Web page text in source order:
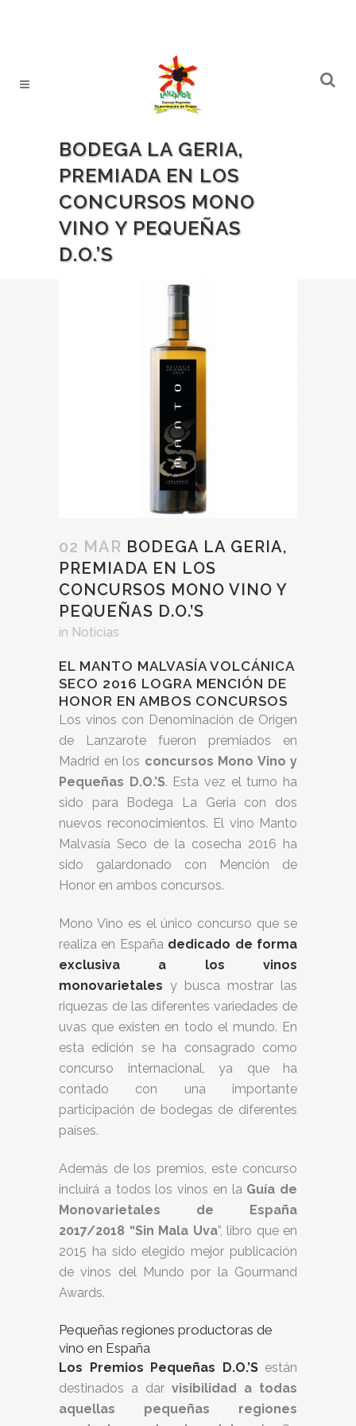
BODEGA LA GERIA,
PREMIADA EN LOS
CONCURSOS MONO
VINO Y PEQUEÑAS
D.O.’S
02 MAR BODEGA LA GERIA,
PREMIADA EN LOS
CONCURSOS MONO VINO Y
PEQUEÑAS D.O.’S
in Noticias
EL MANTO MALVASÍA VOLCÁNICA
SECO 2016 LOGRA MENCIÓN DE
HONOR EN AMBOS CONCURSOS
Los vinos con Denominación de Origen
de Lanzarote fueron premiados en
Madrid en los concursos Mono Vino y
Pequeñas D.O.’S. Esta vez el turno ha
sido para Bodega La Geria con dos
nuevos reconocimientos. El vino Manto
Malvasía Seco de la cosecha 2016 ha
sido galardonado con Mención de
Honor en ambos concursos.
Mono Vino es el único concurso que se
realiza en España dedicado de forma
exclusiva a los vinos
monovarietales y busca mostrar las
riquezas de las diferentes variedades de
uvas que existen en todo el mundo. En
esta edición se ha consagrado como
concurso internacional, ya que ha
contado con una importante
participación de bodegas de diferentes
países.
Además de los premios, este concurso
incluirá a todos los vinos en la Guía de
Monovarietales de España
2017/2018 “Sin Mala Uva”, libro que en
2015 ha sido elegido mejor publicación
de vinos del Mundo por la Gourmand
Awards.
Pequeñas regiones productoras de
vino en España
Los Premios Pequeñas D.O.’Sestán
destinados a dar visibilidad a todas
aquellas pequeñas regiones